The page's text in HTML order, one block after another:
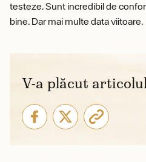
testeze. Sunt incredibil de
bine. Dar mai multe data viitoare.
V-a plăcut